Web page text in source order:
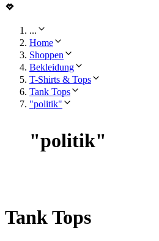
...
Home
Shoppen
Bekleidung
T-Shirts & Tops
Tank Tops
"politik"
"politik"
Tank Tops